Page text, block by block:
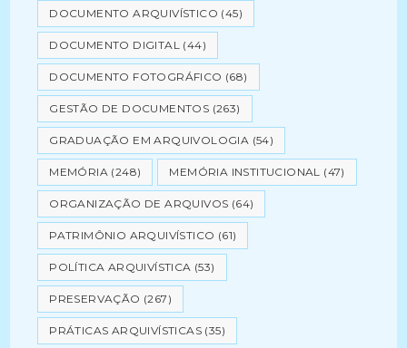
DOCUMENTO ARQUIVÍSTICO (45)
DOCUMENTO DIGITAL (44)
DOCUMENTO FOTOGRÁFICO (68)
GESTÃO DE DOCUMENTOS (263)
GRADUAÇÃO EM ARQUIVOLOGIA (54)
MEMÓRIA (248) MEMÓRIA INSTITUCIONAL (47)
ORGANIZAÇÃO DE ARQUIVOS (64)
PATRIMÔNIO ARQUIVÍSTICO (61)
POLÍTICA ARQUIVÍSTICA (53)
PRESERVAÇÃO (267)
PRÁTICAS ARQUIVÍSTICAS (35)